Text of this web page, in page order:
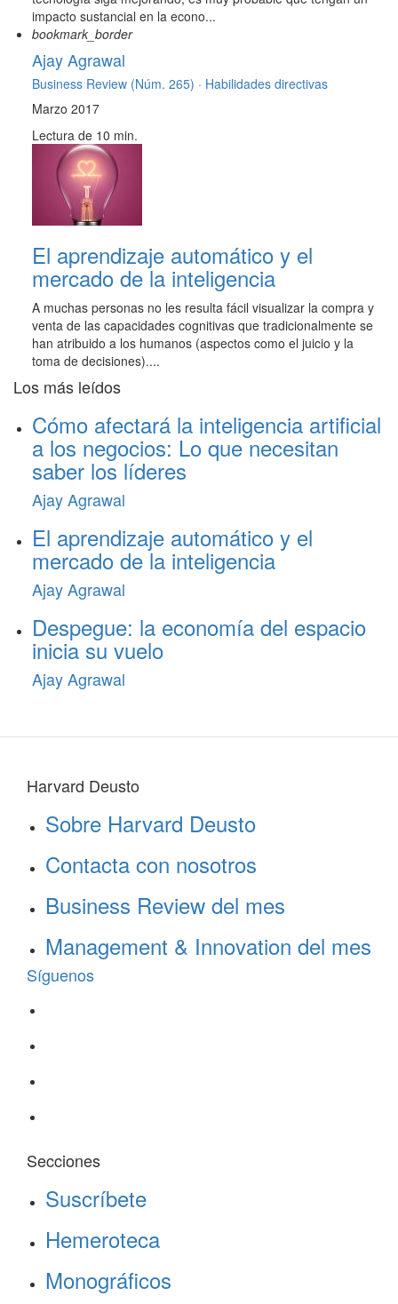
impacto sustancial en la econo...
bookmark_border
Ajay Agrawal
Business Review (Núm. 265) · Habilidades directivas
Marzo 2017
Lectura de 10 min.
El aprendizaje automático y el
mercado de la inteligencia
A muchas personas no les resulta fácil visualizar la compra y
venta de las capacidades cognitivas que tradicionalmente se
han atribuido a los humanos (aspectos como el juicio y la
toma de decisiones)....
Los más leídos
Cómo afectará la inteligencia artificial
a los negocios: Lo que necesitan
saber los líderes
Ajay Agrawal
El aprendizaje automático y el
mercado de la inteligencia
Ajay Agrawal
Despegue: la economía del espacio
inicia su vuelo
Ajay Agrawal
Harvard Deusto
Sobre Harvard Deusto
Contacta con nosotros
Business Review del mes
Management & Innovation del mes
Síguenos
Secciones
Suscríbete
Hemeroteca
Monográficos